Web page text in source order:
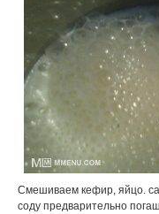
Смешиваем кефир, яйцо.
соду предварительно